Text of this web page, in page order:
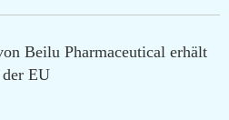
Beilu Pharmaceutical erhält
EU